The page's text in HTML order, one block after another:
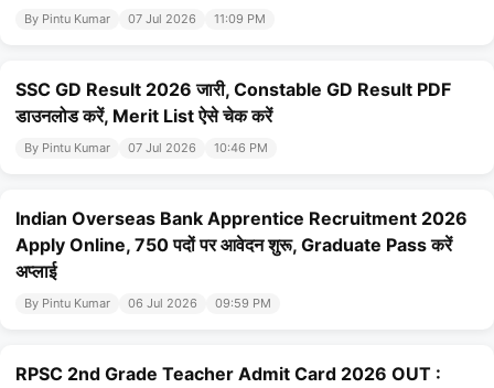
By Pintu Kumar 07 Jul 2026 11:09 PM
SSC GD Result 2026 जारी, Constable GD Result PDF
डाउनलोड करें, Merit List ऐसे चेक करें
By Pintu Kumar 07 Jul 2026 10:46 PM
Indian Overseas Bank Apprentice Recruitment 2026
Apply Online, 750 पदों पर आवेदन शुरू, Graduate Pass करें
अप्लाई
By Pintu Kumar 06 Jul 2026 09:59 PM
RPSC 2nd Grade Teacher Admit Card 2026 OUT :